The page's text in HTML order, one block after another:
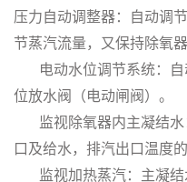
压力自动调整器：自动调
节蒸汽流量，又保持除氧
电动水位调节系统：自
位放水阀（电动闸阀）。
监视除氧器内主凝结水
口及给水，排汽出口温度
监视加热蒸汽：主凝结